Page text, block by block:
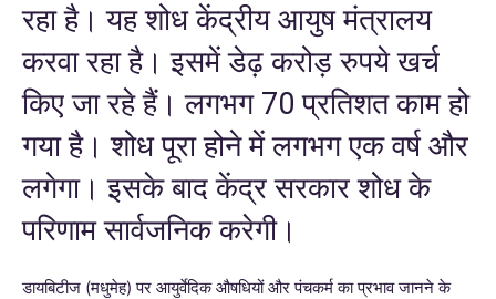
रहा है। यह शोध केंद्रीय आयुष मंत्रालय
करवा रहा है। इसमें डेढ़ करोड़ रुपये खर्च
किए जा रहे हैं। लगभग 70 प्रतिशत काम हो
गया है। शोध पूरा होने में लगभग एक वर्ष और
लगेगा। इसके बाद केंद्र सरकार शोध के
परिणाम सार्वजनिक करेगी।
डायबिटीज (मधुमेह) पर आयुर्वेदिक औषधियों और पंचकर्म का प्रभाव जानने के